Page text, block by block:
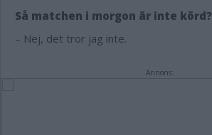
Så matchen i morgon är inte körd?
– Nej, det tror jag inte.
Annons: